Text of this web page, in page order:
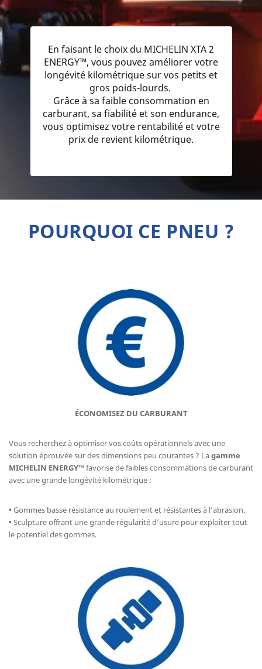
En faisant le choix du MICHELIN XTA 2
ENERGY™, vous pouvez améliorer votre
longévité kilométrique sur vos petits et
gros poids-lourds.
Grâce à sa faible consommation en
carburant, sa fiabilité et son endurance,
vous optimisez votre rentabilité et votre
prix de revient kilométrique.
POURQUOI CE PNEU ?
ÉCONOMISEZ DU CARBURANT
Vous recherchez à optimiser vos coûts opérationnels avec une
solution éprouvée sur des dimensions peu courantes ? Lagamme
MICHELIN ENERGY™ favorise de faibles consommations de carburant
avec une grande longévité kilométrique :
•Gommes basse résistance au roulement et résistantes à l’abrasion.
•Sculpture offrant une grande régularité d’usure pour exploiter tout
le potentiel des gommes.